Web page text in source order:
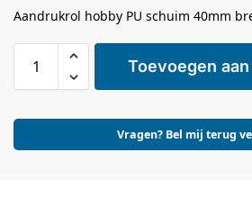
Aandrukrol hobby PU schuim 40mm
Toevoegen
Vragen? Bel mij terug